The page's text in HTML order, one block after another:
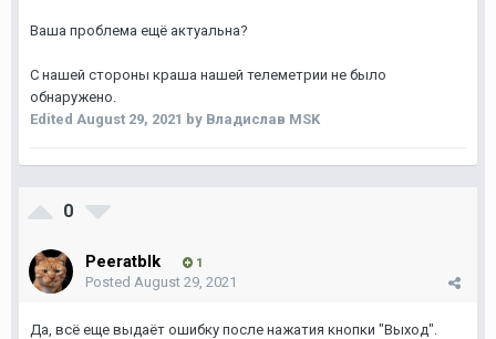
Ваша проблема ещё актуальна?
С нашей стороны краша нашей телеметрии не было
обнаружено.
Edited August 29, 2021 by Владислав MSK
0
Peeratblk 1
Posted August 29, 2021
Да, всё еще выдаёт ошибку после нажатия кнопки "Выход".